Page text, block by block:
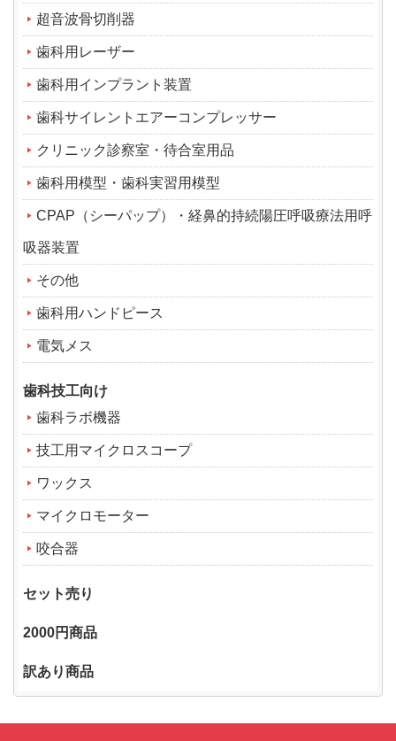
超音波骨切削器
歯科用レーザー
歯科用インプラント装置
歯科サイレントエアーコンプレッサー
クリニック診察室・待合室用品
歯科用模型・歯科実習用模型
CPAP（シーパップ）・経鼻的持続陽圧呼吸療法用呼
吸器装置
その他
歯科用ハンドピース
電気メス
歯科技工向け
歯科ラボ機器
技工用マイクロスコープ
ワックス
マイクロモーター
咬合器
セット売り
2000円商品
訳あり商品